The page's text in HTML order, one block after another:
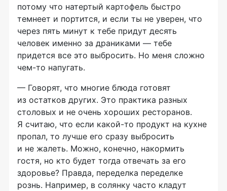
потому что натертый картофель быстро
темнеет и портится, и если ты не уверен, что
через пять минут к тебе придут десять
человек именно за драниками — тебе
придется все это выбросить. Но меня сложно
чем-то напугать.
— Говорят, что многие блюда готовят
из остатков других. Это практика разных
столовых и не очень хороших ресторанов.
Я считаю, что если какой-то продукт на кухне
пропал, то лучше его сразу выбросить
и не жалеть. Можно, конечно, накормить
гостя, но кто будет тогда отвечать за его
здоровье? Правда, переделка переделке
рознь. Например, в солянку часто кладут